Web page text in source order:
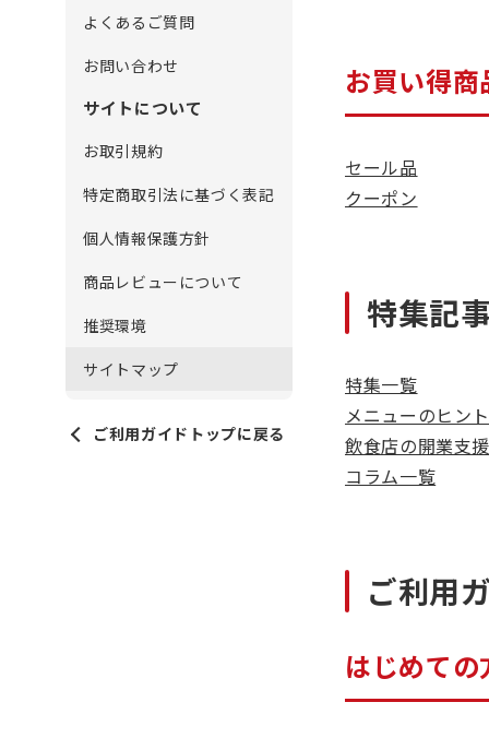
お買い得
セール品
クーポン
特集記
特集一覧
メニューのヒント
飲食店の開業支援
コラム一覧
ご利用
はじめての
よくあるご質問
お問い合わせ
サイトについて
お取引規約
特定商取引法に基づく表記
個人情報保護方針
商品レビューについて
推奨環境
サイトマップ
ご利用ガイドトップに戻る